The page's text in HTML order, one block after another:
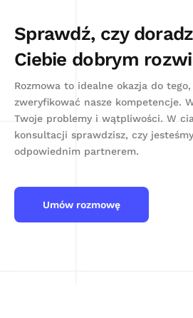
Sprawdź, czy
Ciebie dobrym
Rozmowa to idealne okazja do
zweryfikować nasze kompetencje.
Twoje problemy i wątpliwości. W
konsultacji sprawdzisz, czy
odpowiednim partnerem.
Umów rozmowę